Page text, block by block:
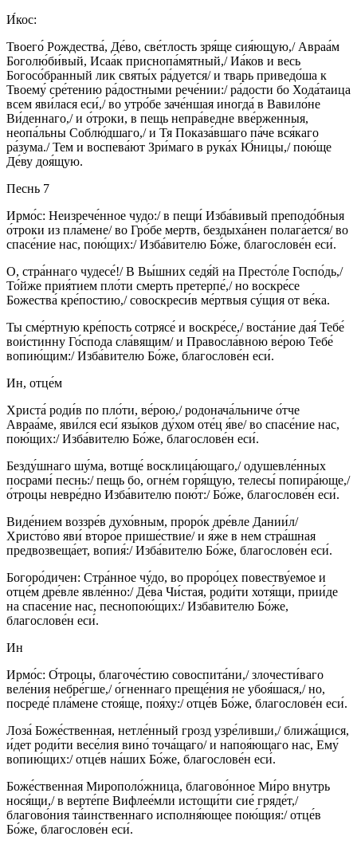
И́кос:
Твоего́ Рождества́, Де́во, све́тлость зря́ще сия́ющую,/ Авраа́м
Боголю́би́вый, Исаа́к приснопа́мятный,/ Иа́ков и весь
Богосо́бранный лик святы́х ра́дуется/ и тварь приведо́ша к
Твоему́ сре́тению ра́достными рече́нии:/ ра́дости бо Хода́таица
всем яви́лася еси́,/ во утро́бе заче́ншая иногда́ в Вавило́не
Ви́деннаго,/ и о́троки, в пещь непра́ведне вве́рженныя,
неопа́льны Соблю́дшаго,/ и Тя Показа́вшаго па́че вся́каго
ра́зума./ Тем и воспева́ют Зри́маго в рука́х Ю́ницы,/ пою́ще
Де́ву доя́щую.
Песнь 7
Ирмо́с: Неизрече́нное чудо:/ в пещи́ Изба́вивый преподо́бныя
о́троки из пла́мене/ во Гро́бе мертв, бездыха́нен полага́ется/ во
спасе́ние нас, пою́щих:/ Изба́вителю Бо́же, благослове́н еси́.
О, стра́ннаго чудесе́!/ В Вы́шних седя́й на Престо́ле Госпо́дь,/
То́йже прия́тием пло́ти смерть претерпе́,/ но воскре́се
Божества́ кре́постию,/ совоскреси́в ме́ртвыя су́щия от ве́ка.
Ты сме́ртную кре́пость сотрясе́ и воскре́се,/ воста́ние дая́ Тебе́
вои́стинну Го́спода сла́вящим/ и Правосла́вною ве́рою Тебе́
вопию́щим:/ Изба́вителю Бо́же, благослове́н еси́.
Ин, отце́м
Христа́ роди́в по пло́ти, ве́рою,/ родонача́льниче о́тче
Авраа́ме, яви́лся еси́ язы́ков ду́хом оте́ц я́ве/ во спасе́ние нас,
пою́щих:/ Изба́вителю Бо́же, благослове́н еси́.
Безду́шнаго шу́ма, вотще́ восклица́ющаго,/ одушевле́нных
посрами́ песнь:/ пещь бо, огне́м горя́щую, телесы́ попира́юще,/
о́троцы невре́дно Изба́вителю пою́т:/ Бо́же, благослове́н еси́.
Виде́нием воззре́в духо́вным, проро́к дре́вле Дании́л/
Христо́во яви́ второ́е прише́ствие/ и я́же в нем стра́шная
предвозвеща́ет, вопия́:/ Изба́вителю Бо́же, благослове́н еси́.
Богоро́дичен: Стра́нное чу́до, во проро́цех повеству́емое и
отце́м дре́вле явле́нно:/ Де́ва Чи́стая, роди́ти хотя́щи, прии́де
на спасе́ние нас, песнопою́щих:/ Изба́вителю Бо́же,
благослове́н еси́.
Ин
Ирмо́с: О́троцы, благоче́стию совоспита́ни,/ злочести́ваго
веле́ния небре́гше,/ о́гненнаго преще́ния не убоя́шася,/ но,
посреде́ пла́мене стоя́ще, поя́ху:/ отце́в Бо́же, благослове́н еси́.
Лоза́ Боже́ственная, нетле́нный грозд узре́ливши,/ ближа́щися,
и́дет роди́ти весе́лия вино́ точа́щаго/ и напоя́ющаго нас, Ему́
вопию́щих:/ отце́в на́ших Бо́же, благослове́н еси́.
Боже́ственная Мирополо́жница, благово́нное Ми́ро внутрь
нося́щи,/ в верте́пе Вифлее́мли истощи́ти сие́ гряде́т,/
благово́ния та́инственнаго исполня́ющее пою́щия:/ отце́в
Бо́же, благослове́н еси́.